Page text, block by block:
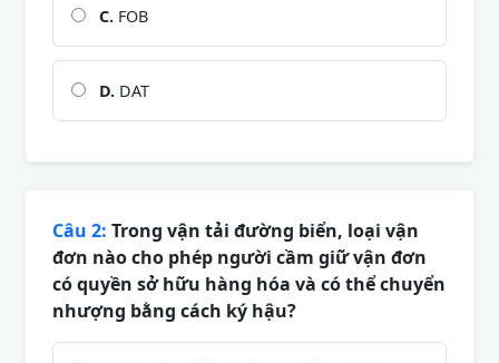
C. FOB
D. DAT
Câu 2: Trong vận tải đường biển, loại vận
đơn nào cho phép người cầm giữ vận đơn
có quyền sở hữu hàng hóa và có thể chuyển
nhượng bằng cách ký hậu?